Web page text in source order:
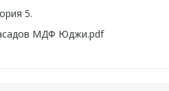
5.
МДФ Юджи.pdf